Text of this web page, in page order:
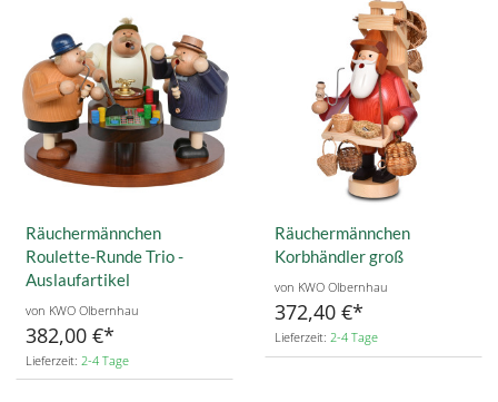
Räuchermännchen
Roulette-Runde Trio -
Auslaufartikel
von KWO Olbernhau
382,00 €
Lieferzeit: 2-4 Tage
Räuchermännchen
Korbhändler groß
von KWO Olbernhau
372,40 €
Lieferzeit: 2-4 Tage